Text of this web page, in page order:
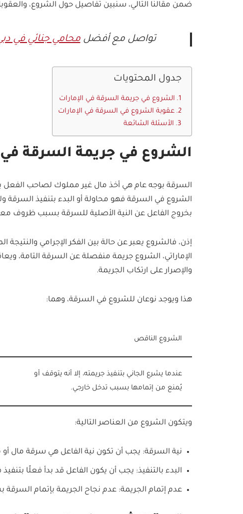
ضمن مقالنا التالي، سنبين تفاصيل حول الشروع،
تواصل مع أفضلمحامي جنائي في
جدول المحتويات
الشروع في جريمة السرقة في الإمارات
عقوبة الشروع في السرقة في الإمارات
الأسئلة الشائعة
الشروع في جريمة السرقة في
السرقة بوجه عام هي أخذ مال غير مملوك لصاحب الفعل
الشروع في السرقة فهو محاولة أو البدء بتنفيذ السرقة
بخروج الفاعل عن النية الأصلية للسرقة بسبب ظروف
إذن، فالشروع يعبر عن حالة بين الفكر الإجرامي والنتيجة
الإماراتي، الشروع جريمة منفصلة عن السرقة التامة،
والإصرار على ارتكاب الجريمة.
هذا ويوجد نوعان للشروع في السرقة، وهما:
الشروع الناقص
عندما يشرع الجاني بتنفيذ جريمته، إلا أنه يتوقف أو
يُمنع من إتمامها بسبب تدخل خارجي.
ويتكون الشروع من العناصر التالية:
نية السرقة: يجب أن تكون نية الفاعل هي سرقة مال
البدء بالتنفيذ: يجب أن يكون الفاعل قد بدأ فعلًا
عدم إتمام الجريمة: عدم نجاح الجريمة بإتمام